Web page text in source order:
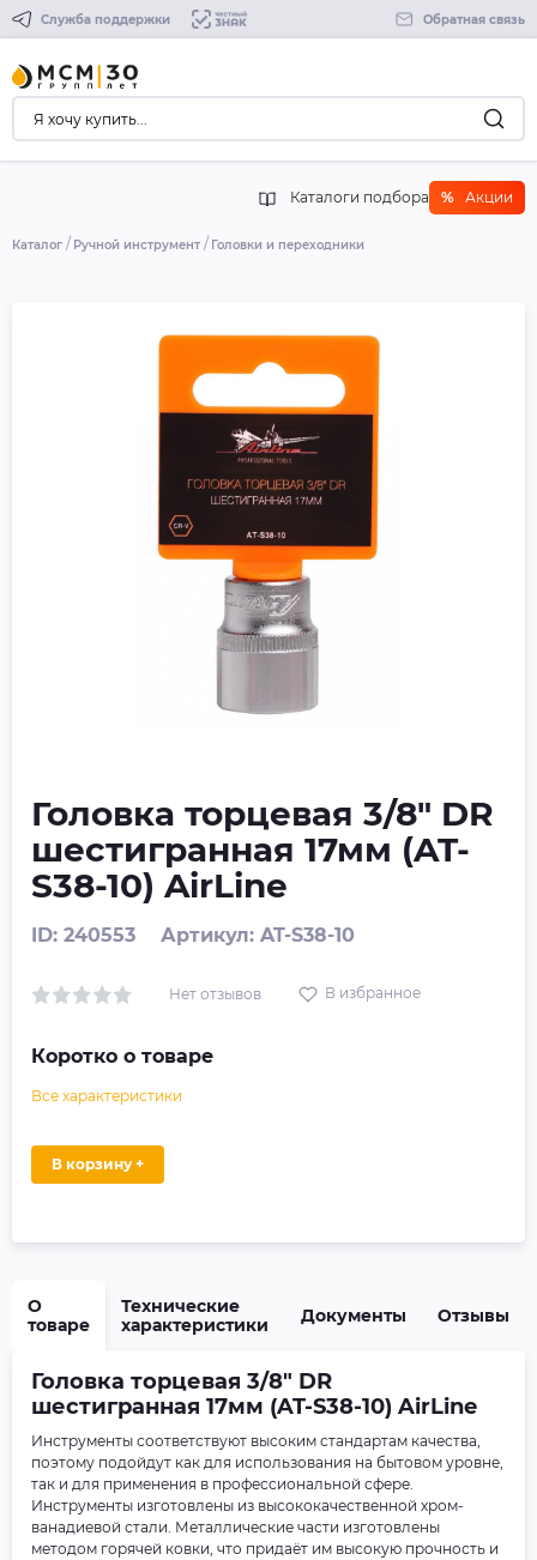
Служба поддержки Обратная связь
Каталоги подбора % Акции
Каталог Ручной инструмент Головки и переходники
Головка торцевая 3/8" DR
шестигранная 17мм (AT-
S38-10) AirLine
ID: 240553 Артикул: AT-S38-10
Нет отзывов В избранное
Коротко о товаре
Все характеристики
В корзину +
О
товаре
Технические
характеристики
Документы Отзывы
Головка торцевая 3/8" DR
шестигранная 17мм (AT-S38-10) AirLine
Инструменты соответствуют высоким стандартам качества,
поэтому подойдут как для использования на бытовом уровне,
так и для применения в профессиональной сфере.
Инструменты изготовлены из высококачественной хром-
ванадиевой стали. Металлические части изготовлены
методом горячей ковки, что придаёт им высокую прочность и